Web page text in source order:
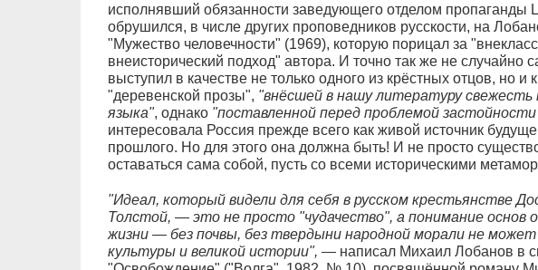
исполнявший обязанности заведующего отделом
обрушился, в числе других проповедников русскости, на
"Мужество человечности" (1969), которую порицал за
внеисторический подход" автора. И точно так же не случайно
выступил в качестве не только одного из крёстных отцов, но и
"деревенской прозы", "внёсшей в нашу литературу
языка", однако "поставленной перед проблемой
интересовала Россия прежде всего как живой источник
прошлого. Но для этого она должна быть! И не просто
оставаться сама собой, пусть со всеми историческими
"Идеал, который видели для себя в русском крестьянстве
Толстой, — это не просто "чудачество", а понимание основ
жизни — без почвы, без твердыни народной морали не
культуры и великой истории", — написал Михаил Лобанов в